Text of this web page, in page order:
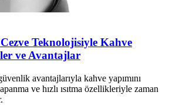
Teknolojisiyle Kahve
ve Avantajlar
avantajlarıyla kahve yapımını
ve hızlı ısıtma özellikleriyle zaman